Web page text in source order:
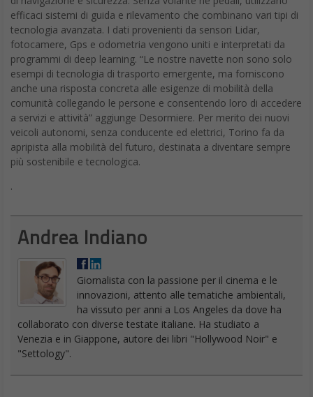
efficaci sistemi di guida e rilevamento che combinano vari tipi di
tecnologia avanzata. I dati provenienti da sensori Lidar,
fotocamere, Gps e odometria vengono uniti e interpretati da
programmi di deep learning. “Le nostre navette non sono solo
esempi di tecnologia di trasporto emergente, ma forniscono
anche una risposta concreta alle esigenze di mobilità della
comunità collegando le persone e consentendo loro di accedere
a servizi e attività” aggiunge Desormiere. Per merito dei nuovi
veicoli autonomi, senza conducente ed elettrici, Torino fa da
apripista alla mobilità del futuro, destinata a diventare sempre
più sostenibile e tecnologica.
.
Andrea Indiano
Giornalista con la passione per il cinema e le
innovazioni, attento alle tematiche ambientali,
ha vissuto per anni a Los Angeles da dove ha
collaborato con diverse testate italiane. Ha studiato a
Venezia e in Giappone, autore dei libri "Hollywood Noir" e
"Settology".